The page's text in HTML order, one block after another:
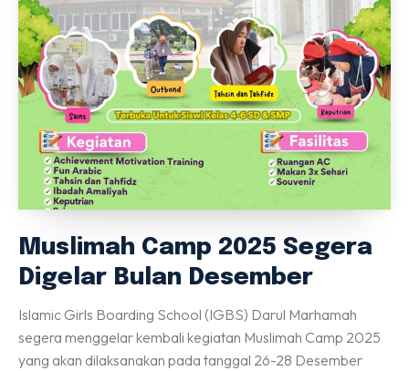
Perpustakaan
Gallery
IDAROH
KEGIATAN SANTRI
Info Terkini
Hubungi Kami
Download
DAFTAR
Muslimah Camp 2025 Segera
Digelar Bulan Desember
Islamic Girls Boarding School (IGBS) Darul Marhamah
segera menggelar kembali kegiatan Muslimah Camp 2025
yang akan dilaksanakan pada tanggal 26-28 Desember